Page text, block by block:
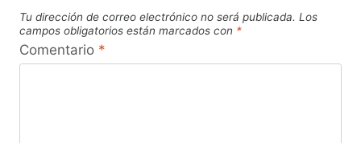
Tu dirección de correo electrónico no será publicada. Los
campos obligatorios están marcados con *
Comentario *